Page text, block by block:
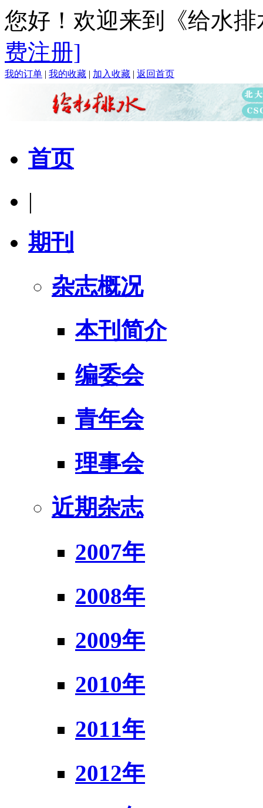
您好！欢迎来到《给水
费注册]
我的订单 | 我的收藏 | 加入收藏 | 返回首页
首页
|
期刊
杂志概况
本刊简介
编委会
青年会
理事会
近期杂志
2007年
2008年
2009年
2010年
2011年
2012年